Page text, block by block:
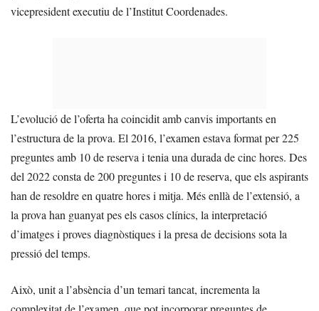
vicepresident executiu de l’Institut Coordenades.
L’evolució de l’oferta ha coincidit amb canvis importants en
l’estructura de la prova. El 2016, l’examen estava format per 225
preguntes amb 10 de reserva i tenia una durada de cinc hores. Des
del 2022 consta de 200 preguntes i 10 de reserva, que els aspirants
han de resoldre en quatre hores i mitja. Més enllà de l’extensió, a
la prova han guanyat pes els casos clínics, la interpretació
d’imatges i proves diagnòstiques i la presa de decisions sota la
pressió del temps.
Això, unit a l’absència d’un temari tancat, incrementa la